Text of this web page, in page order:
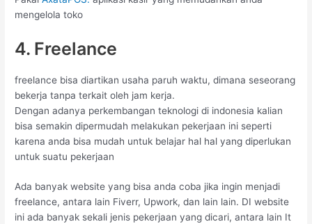
mengelola toko
4. Freelance
freelance bisa diartikan usaha paruh waktu, dimana seseorang
bekerja tanpa terkait oleh jam kerja.
Dengan adanya perkembangan teknologi di indonesia kalian
bisa semakin dipermudah melakukan pekerjaan ini seperti
karena anda bisa mudah untuk belajar hal hal yang diperlukan
untuk suatu pekerjaan
Ada banyak website yang bisa anda coba jika ingin menjadi
freelance, antara lain Fiverr, Upwork, dan lain lain. DI website
ini ada banyak sekali jenis pekerjaan yang dicari, antara lain It